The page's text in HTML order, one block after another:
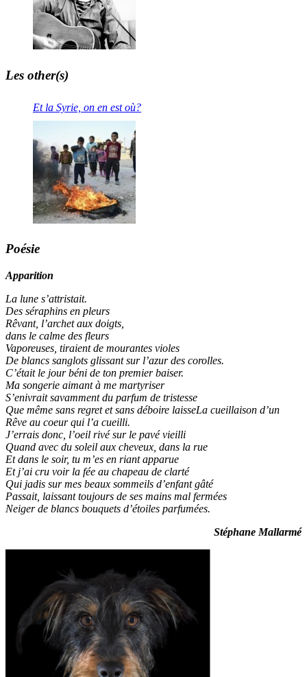
Les other(s)
Et la Syrie, on en est où?
Poésie
Apparition
La lune s’attristait.
Des séraphins en pleurs
Rêvant, l’archet aux doigts,
dans le calme des fleurs
Vaporeuses, tiraient de mourantes violes
De blancs sanglots glissant sur l’azur des corolles.
C’était le jour béni de ton premier baiser.
Ma songerie aimant à me martyriser
S’enivrait savamment du parfum de tristesse
Que même sans regret et sans déboire laisseLa cueillaison d’un
Rêve au coeur qui l’a cueilli.
J’errais donc, l’oeil rivé sur le pavé vieilli
Quand avec du soleil aux cheveux, dans la rue
Et dans le soir, tu m’es en riant apparue
Et j’ai cru voir la fée au chapeau de clarté
Qui jadis sur mes beaux sommeils d’enfant gâté
Passait, laissant toujours de ses mains mal fermées
Neiger de blancs bouquets d’étoiles parfumées.
Stéphane Mallarmé